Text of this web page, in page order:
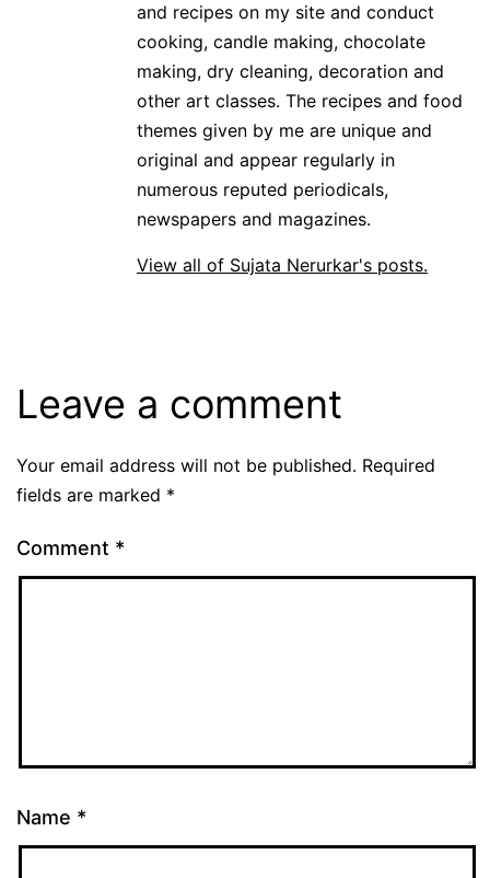
and recipes on my site and conduct
cooking, candle making, chocolate
making, dry cleaning, decoration and
other art classes. The recipes and food
themes given by me are unique and
original and appear regularly in
numerous reputed periodicals,
newspapers and magazines.
View all of Sujata Nerurkar's posts.
Leave a comment
Your email address will not be published. Required
fields are marked *
Comment *
Name *